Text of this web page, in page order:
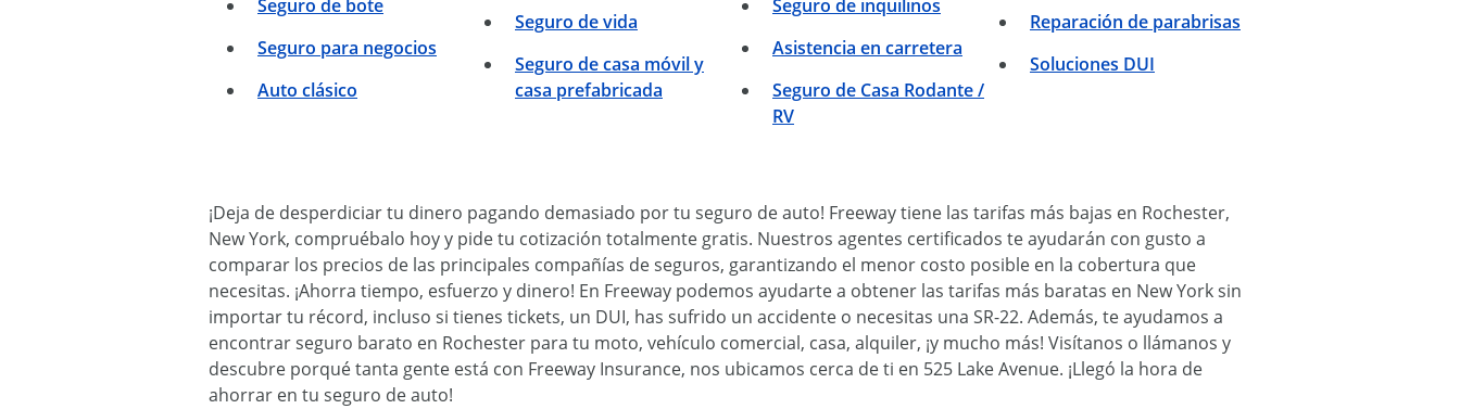
Seguro de bote
Seguro para negocios
Auto clásico
Seguro de vida
Seguro de casa móvil y
casa prefabricada
Seguro de inquilinos
Asistencia en carretera
Seguro de Casa Rodante /
RV
Reparación de parabrisas
Soluciones DUI
¡Deja de desperdiciar tu dinero pagando demasiado por tu seguro de auto! Freeway tiene las tarifas más bajas en Rochester,
New York, compruébalo hoy y pide tu cotización totalmente gratis. Nuestros agentes certificados te ayudarán con gusto a
comparar los precios de las principales compañías de seguros, garantizando el menor costo posible en la cobertura que
necesitas. ¡Ahorra tiempo, esfuerzo y dinero! En Freeway podemos ayudarte a obtener las tarifas más baratas en New York sin
importar tu récord, incluso si tienes tickets, un DUI, has sufrido un accidente o necesitas una SR-22. Además, te ayudamos a
encontrar seguro barato en Rochester para tu moto, vehículo comercial, casa, alquiler, ¡y mucho más! Visítanos o llámanos y
descubre porqué tanta gente está con Freeway Insurance, nos ubicamos cerca de ti en 525 Lake Avenue. ¡Llegó la hora de
ahorrar en tu seguro de auto!